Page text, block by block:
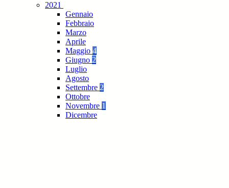
2021
Gennaio
Febbraio
Marzo
Aprile
Maggio 4
Giugno 2
Luglio
Agosto
Settembre 2
Ottobre
Novembre 1
Dicembre